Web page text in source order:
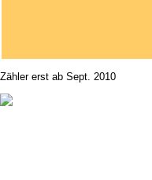
Zähler erst ab Sept. 2010